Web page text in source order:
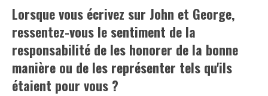
Lorsque vous écrivez sur John et George,
ressentez-vous le sentiment de la
responsabilité de les honorer de la bonne
manière ou de les représenter tels qu'ils
étaient pour vous ?